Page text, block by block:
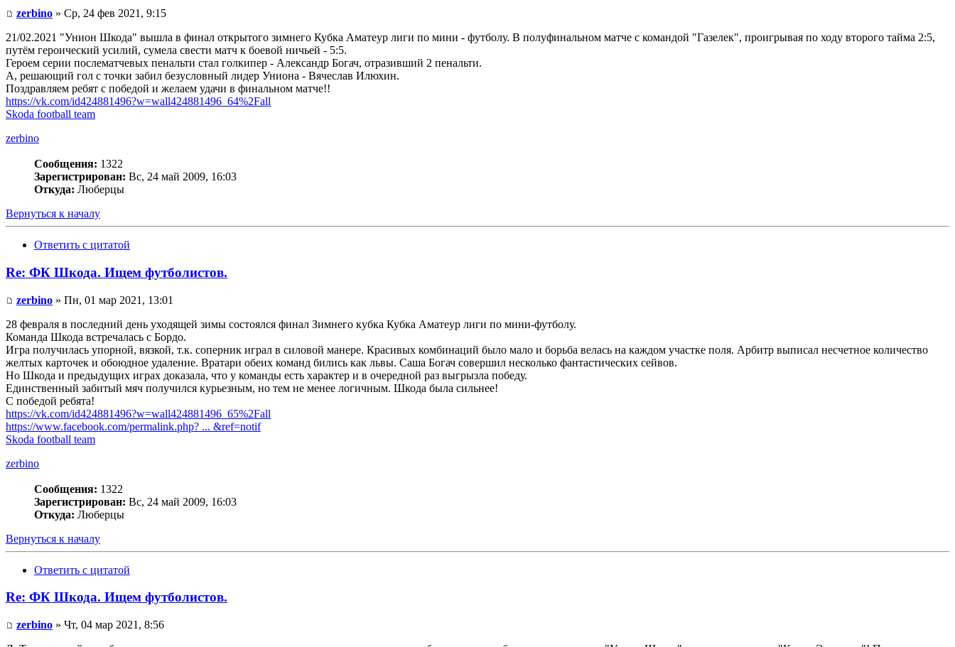
zerbino » Ср, 24 фев 2021, 9:15
21/02.2021 "Унион Шкода" вышла в финал открытого зимнего Кубка Аматеур лиги по мини - футболу. В полуфинальном матче с командой "Газелек", проигрывая по ходу второго тайма 2:5,
путём героический усилий, сумела свести матч к боевой ничьей - 5:5.
Героем серии послематчевых пенальти стал голкипер - Александр Богач, отразивший 2 пенальти.
А, решающий гол с точки забил безусловный лидер Униона - Вячеслав Илюхин.
Поздравляем ребят с победой и желаем удачи в финальном матче!!
https://vk.com/id424881496?w=wall424881496_64%2Fall
Skoda football team
zerbino
Сообщения: 1322
Зарегистрирован: Вс, 24 май 2009, 16:03
Откуда: Люберцы
Вернуться к началу
Ответить с цитатой
Re: ФК Шкода. Ищем футболистов.
zerbino » Пн, 01 мар 2021, 13:01
28 февраля в последний день уходящей зимы состоялся финал Зимнего кубка Кубка Аматеур лиги по мини-футболу.
Команда Шкода встречалась с Бордо.
Игра получилась упорной, вязкой, т.к. соперник играл в силовой манере. Красивых комбинаций было мало и борьба велась на каждом участке поля. Арбитр выписал несчетное количество
желтых карточек и обоюдное удаление. Вратари обеих команд бились как львы. Саша Богач совершил несколько фантастических сейвов.
Но Шкода и предыдущих играх доказала, что у команды есть характер и в очередной раз выгрызла победу.
Единственный забитый мяч получился курьезным, но тем не менее логичным. Шкода была сильнее!
С победой ребята!
https://vk.com/id424881496?w=wall424881496_65%2Fall
https://www.facebook.com/permalink.php? ... &ref=notif
Skoda football team
zerbino
Сообщения: 1322
Зарегистрирован: Вс, 24 май 2009, 16:03
Откуда: Люберцы
Вернуться к началу
Ответить с цитатой
Re: ФК Шкода. Ищем футболистов.
zerbino » Чт, 04 мар 2021, 8:56